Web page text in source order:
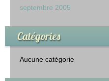
septembre 2005
Catégories
Aucune catégorie